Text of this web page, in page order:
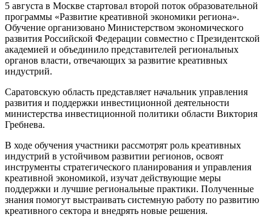
5 августа в Москве стартовал второй поток образовательной
программы «Развитие креативной экономики региона».
Обучение организовано Министерством экономического
развития Российской Федерации совместно с Президентской
академией и объединило представителей региональных
органов власти, отвечающих за развитие креативных
индустрий.
Саратовскую область представляет начальник управления
развития и поддержки инвестиционной деятельности
министерства инвестиционной политики области Виктория
Гребнева.
В ходе обучения участники рассмотрят роль креативных
индустрий в устойчивом развитии регионов, освоят
инструменты стратегического планирования и управления
креативной экономикой, изучат действующие меры
поддержки и лучшие региональные практики. Полученные
знания помогут выстраивать системную работу по развитию
креативного сектора и внедрять новые решения.